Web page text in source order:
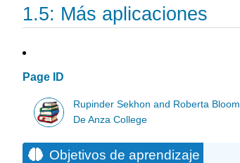
1.5: Más aplicaciones
Page ID
Rupinder Sekhon and Roberta Bloom
De Anza College
Objetivos de aprendizaje